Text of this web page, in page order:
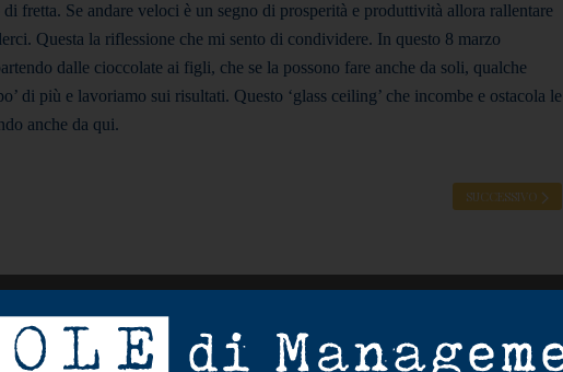
fretta. Se andare veloci è un segno di prosperità e produttività allora rallentare
Questa la riflessione che mi sento di condividere. In questo 8 marzo
dalle cioccolate ai figli, che se la possono fare anche da soli, qualche
di più e lavoriamo sui risultati. Questo ‘glass ceiling’ che incombe e ostacola le
anche da qui.
SUCCESSIVO